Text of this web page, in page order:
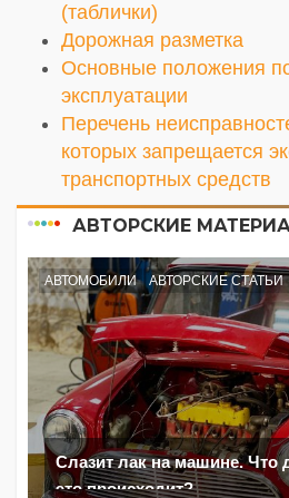
(таблички)
Дорожная разметка
Основные положения
эксплуатации
Перечень
которых запрещается
транспортных средств
АВТОРСКИЕ
АВТОМОБИЛИ АВТОРСКИЕ СТАТЬИ
Слазит лак на машине. Что
это происходит?